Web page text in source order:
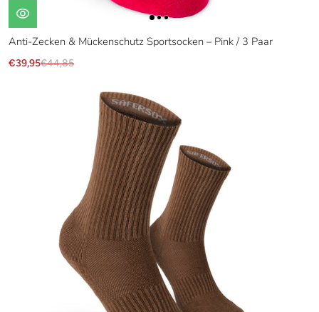
Anti-Zecken & Mückenschutz Sportsocken – Pink / 3 Paar
€39,95€44,85